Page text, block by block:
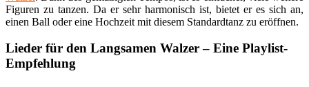
Figuren zu tanzen. Da er sehr harmonisch ist, bietet er es sich an,
einen Ball oder eine Hochzeit mit diesem Standardtanz zu eröffnen.
Lieder für den Langsamen Walzer – Eine Playlist-
Empfehlung